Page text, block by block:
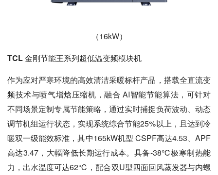
（16kW）
TCL 金刚节能王系列超低温变频模块机
作为应对严寒环境的高效清洁采暖标杆产品，搭载全直流变
频技术与喷气增焓压缩机，融合 AI智能节能算法，可针对
不同场景定制专属节能策略，通过实时捕捉负荷波动、动态
调节机组运行状态，实现系统综合节能25%以上，且达到冷
暖双一级能效标准，其中165kW机型 CSPF高达4.53、APF
高达3.47，大幅降低长期运行成本。具备-38℃极寒制热能
力，出水温度可达62℃，配合双U型四面回风蒸发器与内螺